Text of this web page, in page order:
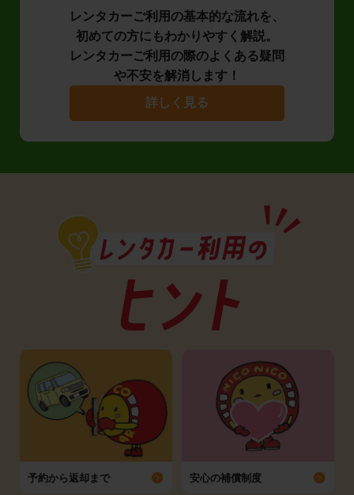
レンタカーご利用の基本的な流れを、
初めての方にもわかりやすく解説。
レンタカーご利用の際のよくある疑問
や不安を解消します！
詳しく見る
予約から返却まで 安心の補償制度